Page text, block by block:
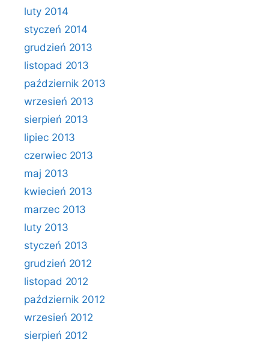
luty 2014
styczeń 2014
grudzień 2013
listopad 2013
październik 2013
wrzesień 2013
sierpień 2013
lipiec 2013
czerwiec 2013
maj 2013
kwiecień 2013
marzec 2013
luty 2013
styczeń 2013
grudzień 2012
listopad 2012
październik 2012
wrzesień 2012
sierpień 2012